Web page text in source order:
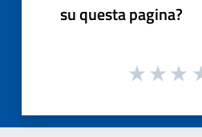
su questa pagina?